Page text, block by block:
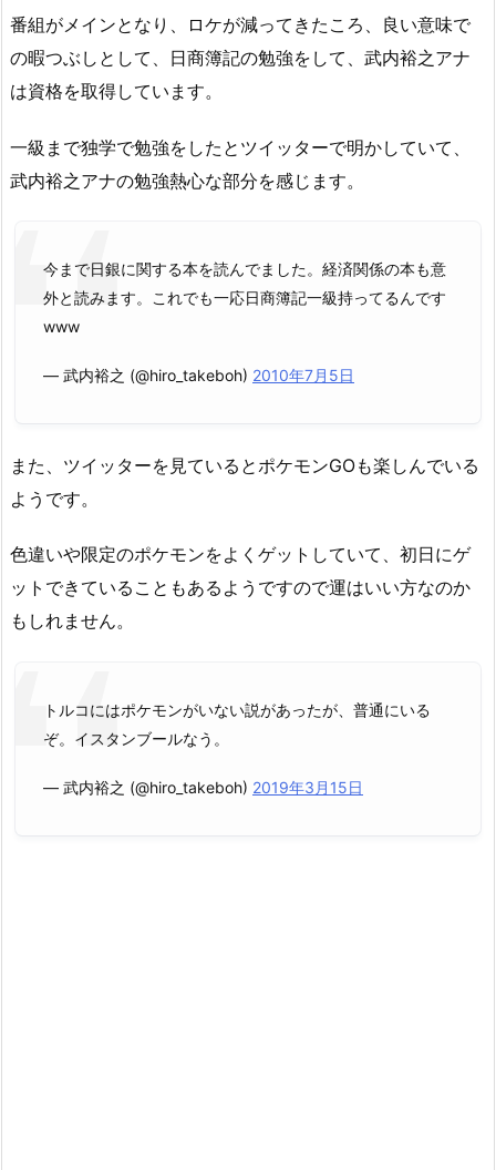
番組がメインとなり、ロケが減ってきたころ、良い意味で
の暇つぶしとして、日商簿記の勉強をして、武内裕之アナ
は資格を取得しています。
一級まで独学で勉強をしたとツイッターで明かしていて、
武内裕之アナの勉強熱心な部分を感じます。
今まで日銀に関する本を読んでました。経済関係の本も意
外と読みます。これでも一応日商簿記一級持ってるんです
www
— 武内裕之 (@hiro_takeboh) 2010年7月5日
また、ツイッターを見ているとポケモンGOも楽しんでいる
ようです。
色違いや限定のポケモンをよくゲットしていて、初日にゲ
ットできていることもあるようですので運はいい方なのか
もしれません。
トルコにはポケモンがいない説があったが、普通にいる
ぞ。イスタンブールなう。
— 武内裕之 (@hiro_takeboh) 2019年3月15日